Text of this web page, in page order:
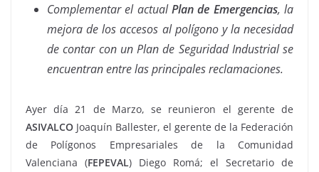
Complementar el actualPlan de Emergencias, la
mejora de los accesos al polígono y la necesidad
de contar con un Plan de Seguridad Industrial se
encuentran entre las principales reclamaciones.
Ayer día 21 de Marzo, se reunieron el gerente de
ASIVALCO Joaquín Ballester, el gerente de la Federación
de Polígonos Empresariales de la Comunidad
Valenciana (FEPEVAL) Diego Romá; el Secretario de